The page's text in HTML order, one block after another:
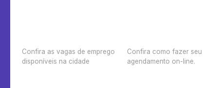
Confira as vagas de emprego
disponíveis na cidade
Confira como fazer seu
agendamento on-line.